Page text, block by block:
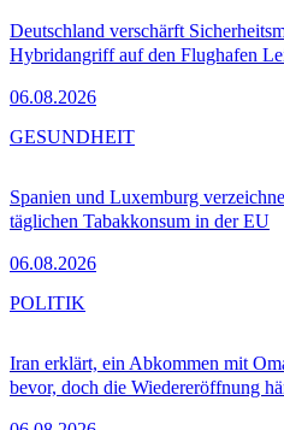
Deutschland verschärft
Hybridangriff auf den Flughafen
06.08.2026
Spanien und Luxemburg
täglichen Tabakkonsum in der EU
06.08.2026
GESUNDHEIT
Iran erklärt, ein Abkommen mit
bevor, doch die Wiedereröffnung
POLITIK